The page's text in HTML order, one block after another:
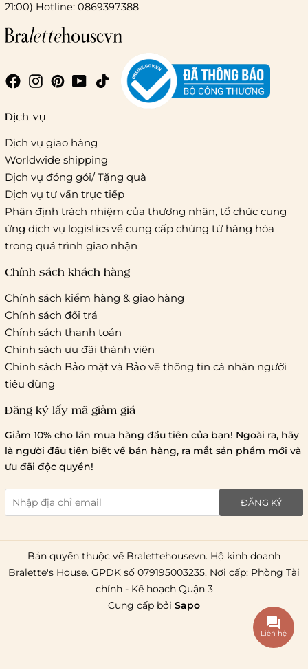
Chi phí giao hàng
Giao hàng trong ngày (hoả tốc)
Giao hàng tiêu chuẩn:
Hồ Chí Minh:
Áp dụng theo bảng giá cước của ĐVVC
Vietelpost/ Giaohangtietkiem và 1 số đối tác vận chuyển
Hà Nội và các tỉnh thành khác:
Áp dụng theo bảng giá
cước của ĐVVC Vietelpost/ Giaohangtietkiem... và 1 số đối
tác vận chuyển khác
Thời gian giao hàng
Hồ Chí Minh:
Hà Nội và các tỉnh thành khá
Lưu ý chung về chính sách vận chuyển
1 triệu đồng
giao hàng trong ngày
giao hàng tiêu chuẩn
miễn phí ship
toàn quốc.
21:00) Hotline: 0869397388
Dịch vụ
Dịch vụ giao hàng
Worldwide shipping
Dịch vụ đóng gói/ Tặng quà
Dịch vụ tư vấn trực tiếp
Phân định trách nhiệm của thương nhân, tổ chức cung
ứng dịch vụ logistics về cung cấp chứng từ hàng hóa
trong quá trình giao nhận
Chính sách khách hàng
Chính sách kiểm hàng & giao hàng
Chính sách đổi trả
Chính sách thanh toán
Chính sách ưu đãi thành viên
Chính sách Bảo mật và Bảo vệ thông tin cá nhân người
tiêu dùng
Đăng ký lấy mã giảm giá
Giảm 10% cho lần mua hàng đầu tiên của bạn! Ngoài ra, hãy
là người đầu tiên biết về bán hàng, ra mắt sản phẩm mới và
ưu đãi độc quyền!
ĐĂNG KÝ
Bản quyền thuộc về Bralettehousevn. Hộ kinh doanh
Bralette's House. GPDK số 079195003235. Nơi cấp: Phòng Tài
chính - Kế hoạch Quận 3
Cung cấp bởi Sapo
Liên hệ